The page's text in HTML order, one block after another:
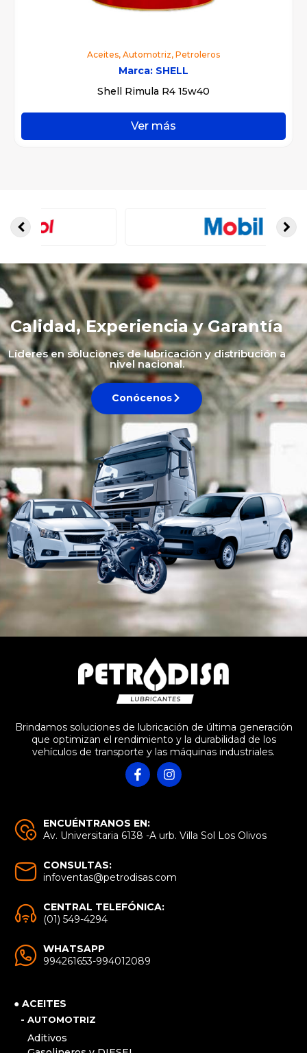
Aceites, Automotriz, Petroleros
Marca: SHELL
Shell Rimula R4 15w40
Ver más
Calidad, Experiencia y Garantía
Líderes en soluciones de lubricación y distribución a
nivel nacional.
Conócenos
Brindamos soluciones de lubricación de última generación
que optimizan el rendimiento y la durabilidad de los
vehículos de transporte y las máquinas industriales.
ENCUÉNTRANOS EN:
Av. Universitaria 6138 -A urb. Villa Sol Los Olivos
CONSULTAS:
infoventas@petrodisas.com
CENTRAL TELEFÓNICA:
(01) 549-4294
WHATSAPP
994261653-994012089
● ACEITES
- AUTOMOTRIZ
Aditivos